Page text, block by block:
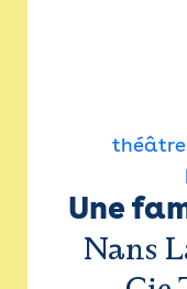
théâtre
Une
Nans